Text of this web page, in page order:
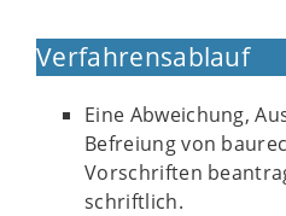
Verfahrensablauf
Eine Abweichung,
Befreiung von
Vorschriften
schriftlich.